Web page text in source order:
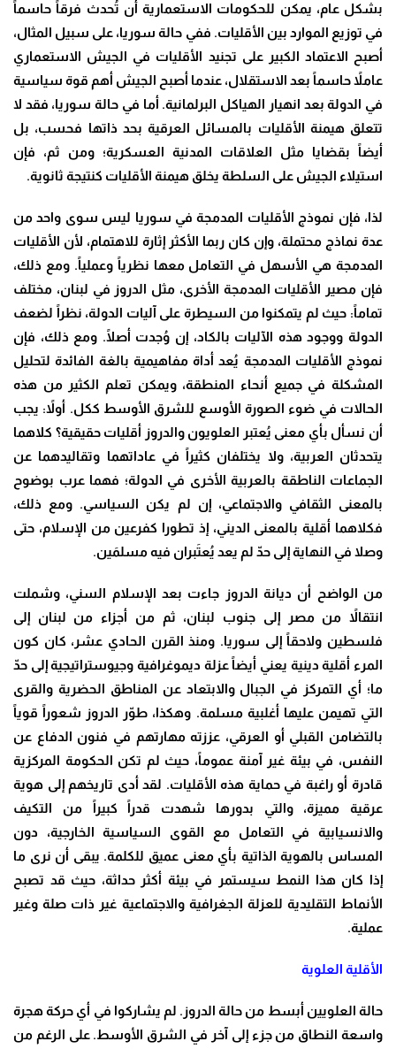
بشكل عام، يمكن للحكومات الاستعمارية أن تُحدث فرقاً حاسماً
في توزيع الموارد بين الأقليات. ففي حالة سوريا، على سبيل المثال،
أصبح الاعتماد الكبير على تجنيد الأقليات في الجيش الاستعماري
عاملاً حاسماً بعد الاستقلال، عندما أصبح الجيش أهم قوة سياسية
في الدولة بعد انهيار الهياكل البرلمانية. أما في حالة سوريا، فقد لا
تتعلق هيمنة الأقليات بالمسائل العرقية بحد ذاتها فحسب، بل
أيضاً بقضايا مثل العلاقات المدنية العسكرية؛ ومن ثم، فإن
استيلاء الجيش على السلطة يخلق هيمنة الأقليات كنتيجة ثانوية.
لذا، فإن نموذج الأقليات المدمجة في سوريا ليس سوى واحد من
عدة نماذج محتملة، وإن كان ربما الأكثر إثارة للاهتمام، لأن الأقليات
المدمجة هي الأسهل في التعامل معها نظرياً وعملياً. ومع ذلك،
فإن مصير الأقليات المدمجة الأخرى، مثل الدروز في لبنان، مختلف
تماماً: حيث لم يتمكنوا من السيطرة على آليات الدولة، نظراً لضعف
الدولة ووجود هذه الآليات بالكاد، إن وُجدت أصلًا. ومع ذلك، فإن
نموذج الأقليات المدمجة يُعد أداة مفاهيمية بالغة الفائدة لتحليل
المشكلة في جميع أنحاء المنطقة، ويمكن تعلم الكثير من هذه
الحالات في ضوء الصورة الأوسع للشرق الأوسط ككل. أولاً: يجب
أن نسأل بأي معنى يُعتبر العلويون والدروز أقليات حقيقية؟ كلاهما
يتحدثان العربية، ولا يختلفان كثيراً في عاداتهما وتقاليدهما عن
الجماعات الناطقة بالعربية الأخرى في الدولة؛ فهما عرب بوضوح
بالمعنى الثقافي والاجتماعي، إن لم يكن السياسي. ومع ذلك،
فكلاهما أقلية بالمعنى الديني، إذ تطورا كفرعين من الإسلام، حتى
وصلا في النهاية إلى حدّ لم يعد يُعتَبران فيه مسلمَين.
من الواضح أن ديانة الدروز جاءت بعد الإسلام السني، وشملت
انتقالاً من مصر إلى جنوب لبنان، ثم من أجزاء من لبنان إلى
فلسطين ولاحقاً إلى سوريا. ومنذ القرن الحادي عشر، كان كون
المرء أقلية دينية يعني أيضاً عزلة ديموغرافية وجيوستراتيجية إلى حدّ
ما؛ أي التمركز في الجبال والابتعاد عن المناطق الحضرية والقرى
التي تهيمن عليها أغلبية مسلمة. وهكذا، طوّر الدروز شعوراً قوياً
بالتضامن القبلي أو العرقي، عززته مهارتهم في فنون الدفاع عن
النفس، في بيئة غير آمنة عموماً، حيث لم تكن الحكومة المركزية
قادرة أو راغبة في حماية هذه الأقليات. لقد أدى تاريخهم إلى هوية
عرقية مميزة، والتي بدورها شهدت قدراً كبيراً من التكيف
والانسيابية في التعامل مع القوى السياسية الخارجية، دون
المساس بالهوية الذاتية بأي معنى عميق للكلمة. يبقى أن نرى ما
إذا كان هذا النمط سيستمر في بيئة أكثر حداثة، حيث قد تصبح
الأنماط التقليدية للعزلة الجغرافية والاجتماعية غير ذات صلة وغير
عملية.
الأقلية العلوية
حالة العلويين أبسط من حالة الدروز. لم يشاركوا في أي حركة هجرة
واسعة النطاق من جزء إلى آخر في الشرق الأوسط. على الرغم من